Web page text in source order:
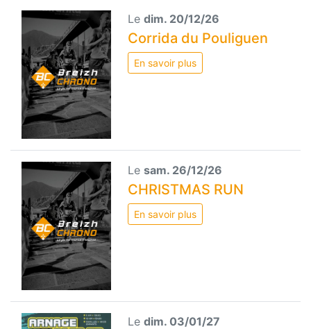
Le dim. 20/12/26
Corrida du Pouliguen
En savoir plus
Le sam. 26/12/26
CHRISTMAS RUN
En savoir plus
Le dim. 03/01/27